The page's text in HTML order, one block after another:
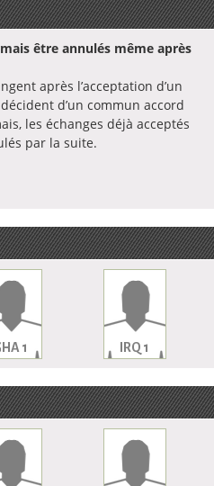
être annulés même après
après l’acceptation d’un
d’un commun accord
les échanges déjà acceptés
par la suite.
1 IRQ 1